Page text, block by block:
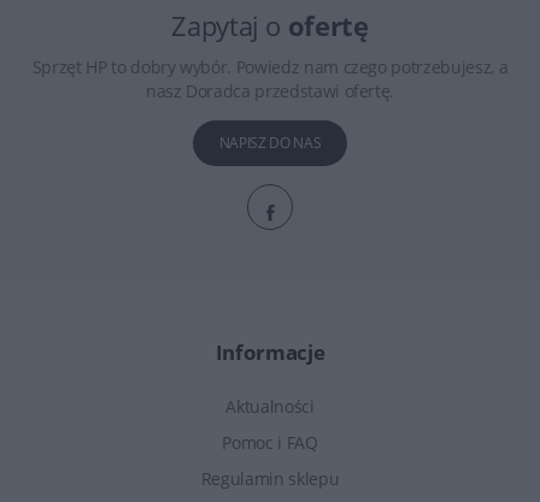
Zapytaj o ofertę
Sprzęt HP to dobry wybór. Powiedz nam czego potrzebujesz, a
nasz Doradca przedstawi ofertę.
NAPISZ DO NAS
Informacje
Aktualności
Pomoc i FAQ
Regulamin sklepu